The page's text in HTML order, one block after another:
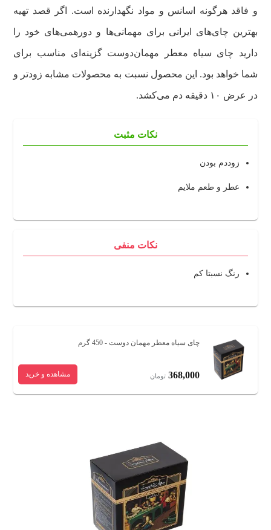
و فاقد هرگونه اسانس و مواد نگهدارنده است. اگر قصد تهیه
بهترین چای‌های ایرانی برای مهمانی‌ها و دورهمی‌های خود را
دارید چای سیاه معطر مهمان‌دوست گزینه‌ای مناسب برای
شما خواهد بود. این محصول نسبت به محصولات مشابه زودتر و
در عرض ۱۰ دقیقه دم می‌کشد.
نکات مثبت
زوددم بودن
عطر و طعم ملایم
نکات منفی
رنگ نسبتا کم
چای سیاه معطر مهمان دوست - 450 گرم
368,000 تومان مشاهده و خرید